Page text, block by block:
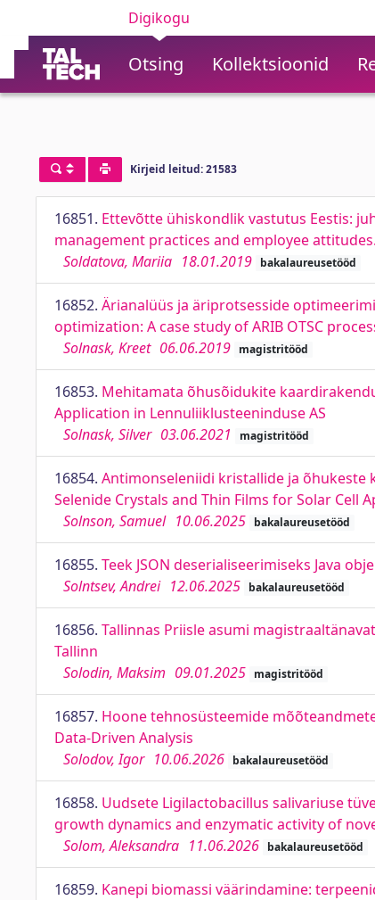
Digikogu
Otsing Kollektsioonid
Kirjeid leitud: 21583
16851. Ettevõtte ühiskondlik vastutus Eestis:
management practices and employee attitudes.
Soldatova, Mariia 18.01.2019 bakalaureusetööd
16852. Ärianalüüs ja äriprotsesside
optimization: A case study of ARIB OTSC
Solnask, Kreet 06.06.2019 magistritööd
16853. Mehitamata õhusõidukite
Application in Lennuliiklusteeninduse AS
Solnask, Silver 03.06.2021 magistritööd
16854. Antimonseleniidi kristallide ja õhukeste
Selenide Crystals and Thin Films for Solar Cell
Solnson, Samuel 10.06.2025 bakalaureusetööd
16855. Teek JSON deserialiseerimiseks Java
Solntsev, Andrei 12.06.2025 bakalaureusetööd
16856. Tallinnas Priisle asumi
Tallinn
Solodin, Maksim 09.01.2025 magistritööd
16857. Hoone tehnosüsteemide
Data-Driven Analysis
Solodov, Igor 10.06.2026 bakalaureusetööd
16858. Uudsete Ligilactobacillus salivariuse
growth dynamics and enzymatic activity of
Solom, Aleksandra 11.06.2026 bakalaureusetööd
16859. Kanepi biomassi väärindamine: